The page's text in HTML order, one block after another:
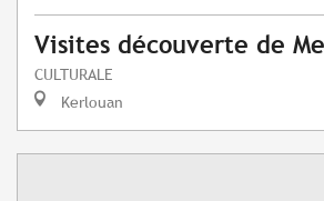
Visites découverte de
CULTURALE
Kerlouan